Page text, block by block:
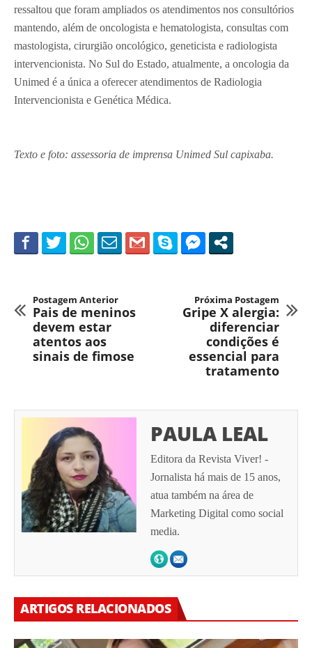
ressaltou que foram ampliados os atendimentos nos consultórios
mantendo, além de oncologista e hematologista, consultas com
mastologista, cirurgião oncológico, geneticista e radiologista
intervencionista. No Sul do Estado, atualmente, a oncologia da
Unimed é a única a oferecer atendimentos de Radiologia
Intervencionista e Genética Médica.
Texto e foto: assessoria de imprensa Unimed Sul capixaba.
Postagem Anterior
Pais de meninos
devem estar
atentos aos
sinais de fimose
Próxima Postagem
Gripe X alergia:
diferenciar
condições é
essencial para
tratamento
PAULA LEAL
Editora da Revista Viver! -
Jornalista há mais de 15 anos,
atua também na área de
Marketing Digital como social
media.
ARTIGOS RELACIONADOS